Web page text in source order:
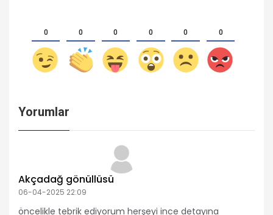
0 0 0 0 0 0
Yorumlar
Akçadağ gönüllüsü
06-04-2025 22:09
öncelikle tebrik ediyorum herşeyi ince detayına